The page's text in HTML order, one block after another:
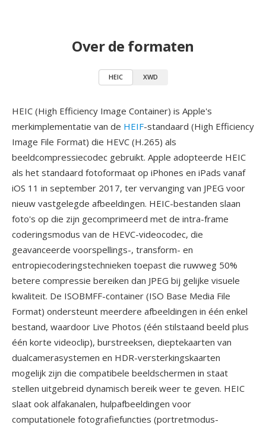
Over de formaten
HEIC XWD
HEIC (High Efficiency Image Container) is Apple's
merkimplementatie van de HEIF-standaard (High Efficiency
Image File Format) die HEVC (H.265) als
beeldcompressiecodec gebruikt. Apple adopteerde HEIC
als het standaard fotoformaat op iPhones en iPads vanaf
iOS 11 in september 2017, ter vervanging van JPEG voor
nieuw vastgelegde afbeeldingen. HEIC-bestanden slaan
foto's op die zijn gecomprimeerd met de intra-frame
coderingsmodus van de HEVC-videocodec, die
geavanceerde voorspellings-, transform- en
entropiecoderingstechnieken toepast die ruwweg 50%
betere compressie bereiken dan JPEG bij gelijke visuele
kwaliteit. De ISOBMFF-container (ISO Base Media File
Format) ondersteunt meerdere afbeeldingen in één enkel
bestand, waardoor Live Photos (één stilstaand beeld plus
één korte videoclip), burstreeksen, dieptekaarten van
dualcamerasystemen en HDR-versterkingskaarten
mogelijk zijn die compatibele beeldschermen in staat
stellen uitgebreid dynamisch bereik weer te geven. HEIC
slaat ook alfakanalen, hulpafbeeldingen voor
computationele fotografiefuncties (portretmodus-